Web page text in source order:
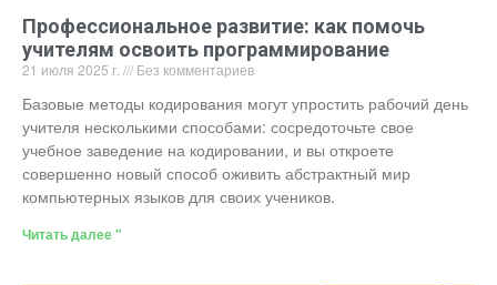
Профессиональное развитие: как помочь
учителям освоить программирование
21 июля 2025 г. Без комментариев
Базовые методы кодирования могут упростить рабочий день
учителя несколькими способами: сосредоточьте свое
учебное заведение на кодировании, и вы откроете
совершенно новый способ оживить абстрактный мир
компьютерных языков для своих учеников.
Читать далее "